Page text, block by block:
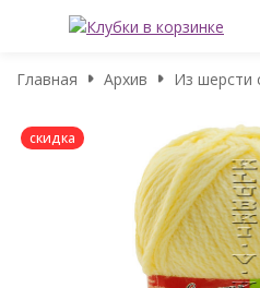
Главная Архив Из шерсти
скидка